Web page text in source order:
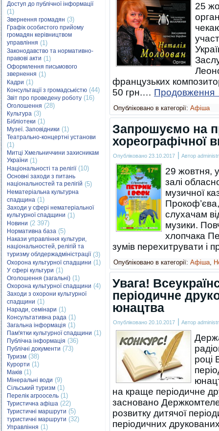
Доступ до публічної інформації
(1)
Звернення громадян (3)
Графік особистого прийому
громадян керівництвом
управління (1)
Законодавство та нормативно-
правові акти (1)
Оформлення письмового
звернення (1)
Кадри (1)
Консультації з громадськістю (44)
Звіт про проведену роботу (16)
Оголошення (28)
Культура (3)
Бібліотеки (1)
Музеї. Заповідники (1)
Театрально-концертні установи
(1)
Митці Хмельниччини захисникам
України (1)
Національності та релігії(10)
Основні заходи з питань
національностей та релігій (5)
Нематеріальна культурна
спадщина (1)
Заходи у сфері нематеріальної
культурної спадщини (1)
Новини (2 397)
Нормативна база (5)
Накази управління культури,
національностей, релігій та
туризму облдержадміністрації(3)
Охорона культурної спадщини (1)
У сфері культури (1)
Оголошення (загальні) (1)
Охорона культурної спадщини (4)
Заходи з охорони культурної
спадщини (1)
Наради, семінари (1)
Консультативна рада (1)
Загальна інформація (1)
Пам'ятки культурної спадщини (1)
Публічна інформація (36)
Публічні документи (73)
Туризм (38)
Курорти (1)
Маків (1)
Мінеральні води (9)
Сільський туризм (1)
Перелік агроосель (1)
Туристична афіша (22)
Туристичні маршрути (5)
туристичні маршрути (32)
Управління (1)
25
французьких
50 грн.… Продовження
Опубліковано в категорії: Афіша
Запрошуємо на
хореографічної
Опубліковано 23.10.2017 | Автор
29 жовтня,
залі
музичної
слухачам
музики.
хлопчака
зумів перехитрувати і
Опубліковано в категорії: Афіша,
Увага!
періодичне
юнацтва
Опубліковано 20.10.2017 | Автор
році
на краще періодичне
засновано
розвитку дитячої
періодичних